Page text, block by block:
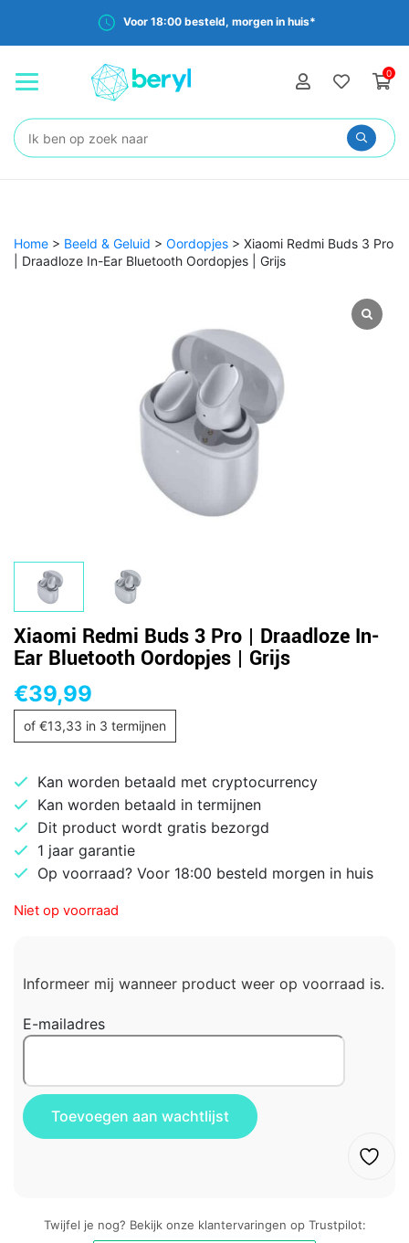
Voor 18:00 besteld, morgen in huis*
0
Zoeken:
Home > Beeld & Geluid > Oordopjes > Xiaomi Redmi Buds 3 Pro
| Draadloze In-Ear Bluetooth Oordopjes | Grijs
Xiaomi Redmi Buds 3 Pro | Draadloze In-
Ear Bluetooth Oordopjes | Grijs
€39,99
of €13,33 in 3 termijnen
Kan worden betaald met cryptocurrency
Kan worden betaald in termijnen
Dit product wordt gratis bezorgd
1 jaar garantie
Op voorraad? Voor 18:00 besteld morgen in huis
Niet op voorraad
Informeer mij wanneer product weer op voorraad is.
E-mailadres
Twijfel je nog? Bekijk onze klantervaringen op Trustpilot: